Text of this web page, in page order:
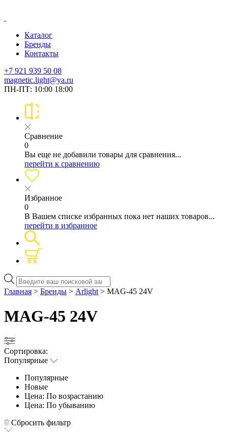
Каталог
Бренды
Контакты
+7 921 939 50 08
magnetic.light@ya.ru
ПН-ПТ: 10:00 18:00
Сравнение
0
Вы еще не добавили товары для сравнения...
перейти к сравнению
Избранное
0
В Вашем списке избранных пока нет наших товаров...
перейти в избранное
Поиск
товаров
Главная > Бренды > Arlight > MAG-45 24V
MAG-45 24V
Сортировка:
Популярные
Популярные
Новые
Цена: По возрастанию
Цена: По убыванию
Сбросить фильтр